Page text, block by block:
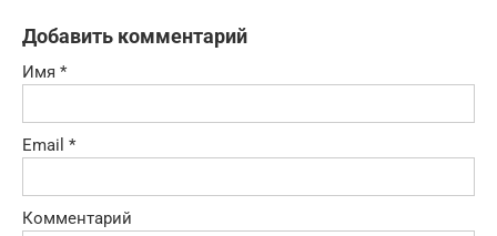
Добавить комментарий
Имя *
Email *
Комментарий